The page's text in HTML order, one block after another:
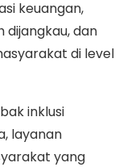
keuangan,
dijangkau, dan
di level
inklusi
layanan
yang